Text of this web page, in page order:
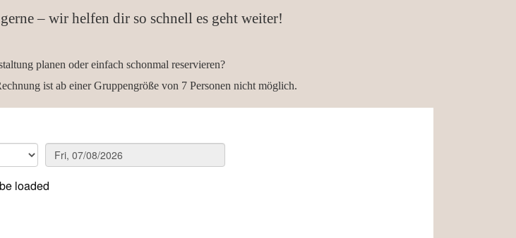
– wir helfen dir so schnell es geht weiter!
planen oder einfach schonmal reservieren?
ist ab einer Gruppengröße von 7 Personen nicht möglich.